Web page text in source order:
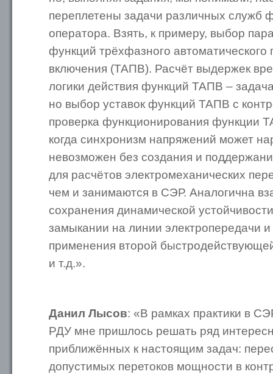
переплетены задачи различных служб
оператора. Взять, к примеру, выбор
функций трёхфазного автоматического
включения (ТАПВ). Расчёт выдержек
логики действия функций ТАПВ –
но выбор уставок функций ТАПВ с
проверка функционирования функции
когда синхронизм напряжений может
невозможен без создания и
для расчётов электромеханических
чем и занимаются в СЭР. Аналогична
сохранения динамической
замыкании на линии электропередачи
применения второй
и т.д.».
Данил Лысов: «В рамках практики в
РДУ мне пришлось решать ряд
приближённых к настоящим задач:
допустимых перетоков мощности в